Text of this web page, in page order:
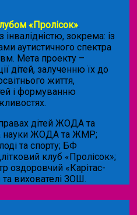
«Пролісок».
зокрема: із
аутистичного спектра
Мета проекту –
дітей, залученню їх до
життя,
і формуванню
дітей ЖОДА та
науки ЖОДА та ЖМР;
та спорту; БФ
клуб «Пролісок»;
оздоровчий «Карітас-
та вихователі ЗОШ.